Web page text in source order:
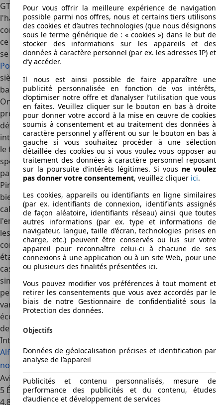
GTV. Les faiblesses de la Brera se concentrent toutes dans
l'habitacle et, ici, plus particulièrement dans le domaine du
confort. Tout d'abord, l'espace est relativement restreint,
ce qui est néanmoins habituel pour une voiture de sport et
se retrouve également dans les séries similaires de chez
Porscheet Ferrari. Dans la version "2+2" de l'Alfa GTV, les
sièges arrière offrent juste assez de place pour deux
bagages de taille plutôt grande.
On retrouve également des points faibles typiques des
produitsAlfa Romeo: entre autres, une électronique qui se
détraque de temps à autre et des pièces du revêtement
intérieur qui claquent. Ceci ne saurait néanmoins masquer
le fait que la carrosserie de l'Alfa GTV affiche un design
sportif de griffe italienne des plus exclusifs qui a été conçu
par la célèbre société de carrosserie et de design
Pininfarina. On retrouve également les caractéristiques
bien connues d'une Alfa Romeo : de l'avant avec sa
calandre classique en forme de coeur rehaussée de
l'emblème de l'entreprise à l'arrière vertical, la silhouette et
les lignes vous convaincront sur toute la ligne. Le
comportement est également excellent, le seul point faible
étant une perte de motricité du train avant du véhicule en
cas d'accélération franche et de prise de virages
simultanée, ceci étant dû à la traction avant. De plus, on
peut, sauf pour l'Alfa GTV 3,2 V6, également opter pour des
variantes moins puissantes mais en revanche un peu plus
économes, en particulier l'Alfa GTV 2,0 JTS qui atteint tout
de même 166 CV.
Intéressé par l'Alfa Romeo GTV
Alfa Romeo GTV voiture d'occasionAlfa Romeo GTV
nouvelle voiture Alfa Romeo GTV offres concessionnaire
Avis sur le véhicule Alfa Romeo GTV
5 Évaluations
4,8
Pour vous offrir la meilleure expérience de navigation
possible parmi nos offres, nous et certains tiers utilisons
des cookies et d’autres technologies (que nous désignons
sous le terme générique de : « cookies ») dans le but de
stocker des informations sur les appareils et des
données à caractère personnel (par ex. les adresses IP) et
d’y accéder.
Il nous est ainsi possible de faire apparaître une
publicité personnalisée en fonction de vos intérêts,
d’optimiser notre offre et d’analyser l’utilisation que vous
en faites. Veuillez cliquer sur le bouton en bas à droite
pour donner votre accord à la mise en œuvre de cookies
soumis à consentement et au traitement des données à
caractère personnel y afférent ou sur le bouton en bas à
gauche si vous souhaitez procéder à une sélection
détaillée des cookies ou si vous voulez vous opposer au
traitement des données à caractère personnel reposant
sur la poursuite d’intérêts légitimes. Si vous ne voulez
pas donner votre consentement, veuillez cliquer ici.
Les cookies, appareils ou identifiants en ligne similaires
(par ex. identifiants de connexion, identifiants assignés
de façon aléatoire, identifiants réseau) ainsi que toutes
autres informations (par ex. type et informations de
navigateur, langue, taille d’écran, technologies prises en
charge, etc.) peuvent être conservés ou lus sur votre
appareil pour reconnaître celui-ci à chacune de ses
connexions à une application ou à un site Web, pour une
ou plusieurs des finalités présentées ici.
Vous pouvez modifier vos préférences à tout moment et
retirer les consentements que vous avez accordés par le
biais de notre Gestionnaire de confidentialité sous la
Protection des données.
Objectifs
Données de géolocalisation précises et identification par
analyse de l’appareil
Publicités et contenu personnalisés, mesure de
performance des publicités et du contenu, études
d’audience et développement de services